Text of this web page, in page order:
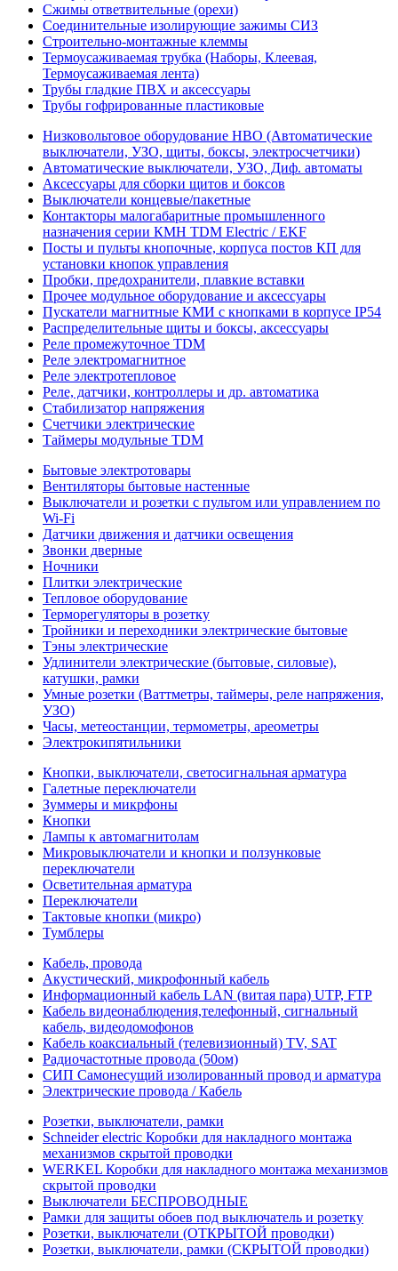
Сжимы ответвительные (орехи)
Соединительные изолирующие зажимы СИЗ
Строительно-монтажные клеммы
Термоусаживаемая трубка (Наборы, Клеевая,
Термоусаживаемая лента)
Трубы гладкие ПВХ и аксессуары
Трубы гофрированные пластиковые
Низковольтовое оборудование НВО (Автоматические
выключатели, УЗО, щиты, боксы, электросчетчики)
Автоматические выключатели, УЗО, Диф. автоматы
Аксессуары для сборки щитов и боксов
Выключатели концевые/пакетные
Контакторы малогабаритные промышленного
назначения серии КМН TDM Electric / EKF
Посты и пульты кнопочные, корпуса постов КП для
установки кнопок управления
Пробки, предохранители, плавкие вставки
Прочее модульное оборудование и аксессуары
Пускатели магнитные КМИ с кнопками в корпусе IP54
Распределительные щиты и боксы, аксессуары
Реле промежуточное TDM
Реле электромагнитное
Реле электротепловое
Реле, датчики, контроллеры и др. автоматика
Стабилизатор напряжения
Счетчики электрические
Таймеры модульные TDM
Бытовые электротовары
Вентиляторы бытовые настенные
Выключатели и розетки с пультом или управлением по
Wi-Fi
Датчики движения и датчики освещения
Звонки дверные
Ночники
Плитки электрические
Тепловое оборудование
Терморегуляторы в розетку
Тройники и переходники электрические бытовые
Тэны электрические
Удлинители электрические (бытовые, силовые),
катушки, рамки
Умные розетки (Ваттметры, таймеры, реле напряжения,
УЗО)
Часы, метеостанции, термометры, ареометры
Электрокипятильники
Кнопки, выключатели, светосигнальная арматура
Галетные переключатели
Зуммеры и микрфоны
Кнопки
Лампы к автомагнитолам
Микровыключатели и кнопки и ползунковые
переключатели
Осветительная арматура
Переключатели
Тактовые кнопки (микро)
Тумблеры
Кабель, провода
Акустический, микрофонный кабель
Информационный кабель LAN (витая пара) UTP, FTP
Кабель видеонаблюдения,телефонный, сигнальный
кабель, видеодомофонов
Кабель коаксиальный (телевизионный) TV, SAT
Радиочастотные провода (50ом)
СИП Самонесущий изолированный провод и арматура
Электрические провода / Кабель
Розетки, выключатели, рамки
Schneider electric Коробки для накладного монтажа
механизмов скрытой проводки
WERKEL Коробки для накладного монтажа механизмов
скрытой проводки
Выключатели БЕСПРОВОДНЫЕ
Рамки для защиты обоев под выключатель и розетку
Розетки, выключатели (ОТКРЫТОЙ проводки)
Розетки, выключатели, рамки (СКРЫТОЙ проводки)